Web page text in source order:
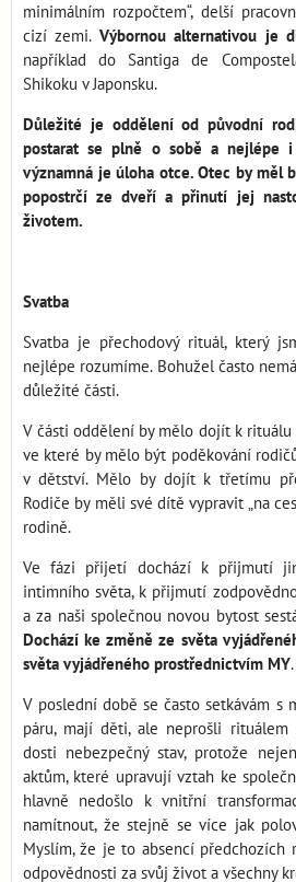
minimálním rozpočtem“, delší
cizí zemi. Výbornou alternativou je
například do Santiga de
Shikoku v Japonsku.
Důležité je oddělení od původní
postarat se plně o sobě a nejlépe
významná je úloha otce. Otec by měl
popostrčí ze dveří a přinutí jej
životem.
Svatba
Svatba je přechodový rituál, který
nejlépe rozumíme. Bohužel často
důležité části.
V části oddělení by mělo dojít k
ve které by mělo být poděkování
v dětství. Mělo by dojít k třetímu
Rodiče by měli své dítě vypravit „na
rodině.
Ve fázi přijetí dochází k přijmutí
intimního světa, k přijmutí
a za naši společnou novou bytost
Dochází ke změně ze světa
světa vyjádřeného prostřednictvím MY.
V poslední době se často setkávám
páru, mají děti, ale neprošli
dosti nebezpečný stav, protože
aktům, které upravují vztah ke
hlavně nedošlo k vnitřní
namítnout, že stejně se více jak
Myslím, že je to absencí
odpovědnosti za svůj život a všechny